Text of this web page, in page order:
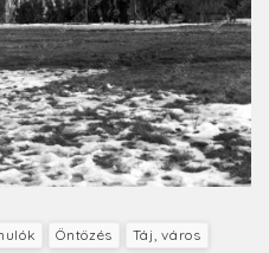
Öntözés Táj, város